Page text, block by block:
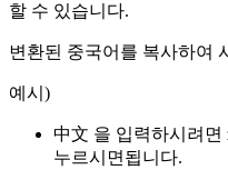
할 수 있습니다.
변환된 중국어를 복사하여
예시)
中文 을 입력하시려면
누르시면됩니다.